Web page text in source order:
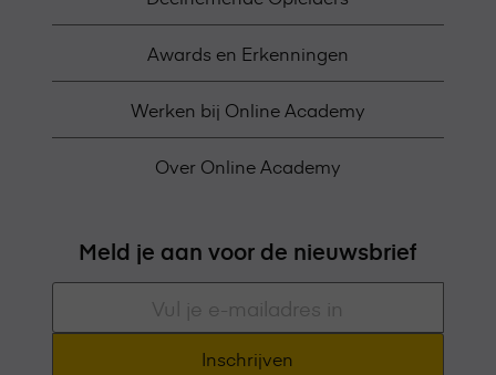
Awards en Erkenningen
Werken bij Online Academy
Over Online Academy
Meld je aan voor de nieuwsbrief
*